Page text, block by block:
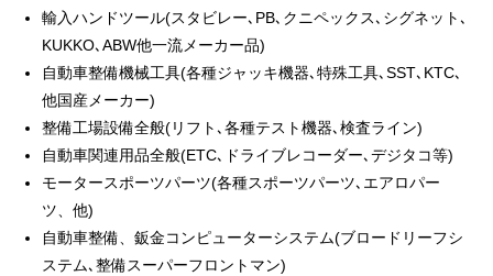
輸入ハンドツール(スタビレー､PB､クニペックス､シグネット､
KUKKO､ABW他一流メーカー品)
自動車整備機械工具(各種ジャッキ機器､特殊工具､SST､KTC､
他国産メーカー)
整備工場設備全般(リフト､各種テスト機器､検査ライン)
自動車関連用品全般(ETC､ドライブレコーダー､デジタコ等)
モータースポーツパーツ(各種スポーツパーツ､エアロパー
ツ、他)
自動車整備、鈑金コンピューターシステム(ブロードリーフシ
ステム､整備スーパーフロントマン)